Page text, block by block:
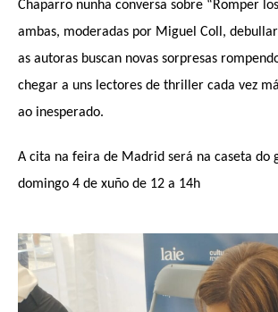
Chaparro nunha conversa sobre “Romper
ambas, moderadas por Miguel Coll,
as autoras buscan novas sorpresas
chegar a uns lectores de thriller cada vez
ao inesperado.
A cita na feira de Madrid será na caseta do
domingo 4 de xuño de 12 a 14h